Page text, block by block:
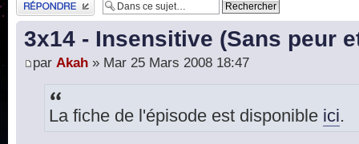
3x14 - Insensitive (Sans peur
par Akah » Mar 25 Mars 2008 18:47
La fiche de l'épisode est disponible ici.